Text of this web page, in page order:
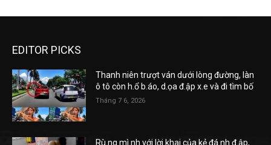
EDITOR PICKS
Thanh niên trượt ván dưới lòng đường, làn
ô tô còn h.ổ b.áo, d.ọa đ.ập x.e và đi tìm bố
Tháng 7 6, 2026
Rù.ng mì.nh với lời khai của kẻ đá.nh đ.ập,